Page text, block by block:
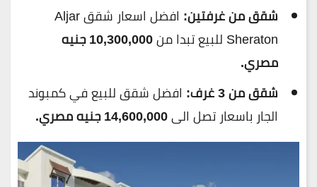
شقق من غرفتين:
افضل اسعار شقق Aljar
Sheraton للبيع تبدا من
10,300,000 جنيه
مصري.
شقق من 3 غرف:
افضل شقق للبيع في كمبوند
الجار باسعار تصل الى14,600,000 جنيه مصري.